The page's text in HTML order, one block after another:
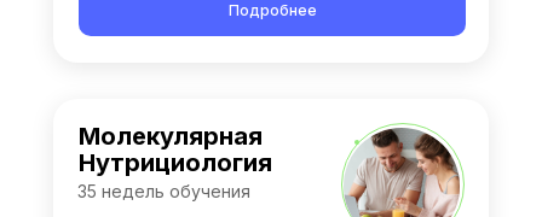
Подробнее
Молекулярная
Нутрициология
35 недель обучения